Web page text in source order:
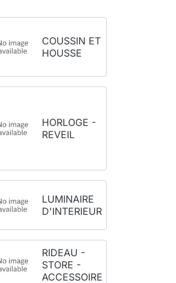
COUSSIN ET
HOUSSE
HORLOGE -
REVEIL
LUMINAIRE
D'INTERIEUR
RIDEAU -
STORE -
ACCESSOIRE